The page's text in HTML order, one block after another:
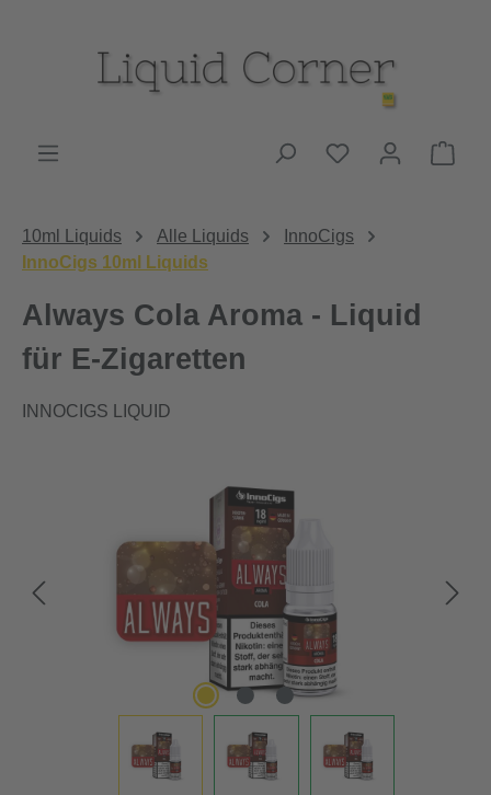
Du hast 0
10ml Liquids Alle Liquids
InnoCigs
InnoCigs 10ml Liquids
Always Cola Aroma - Liquid
für E-Zigaretten
INNOCIGS LIQUID